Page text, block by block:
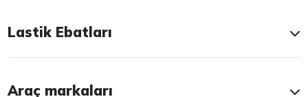
Lastik Ebatları
Araç markaları